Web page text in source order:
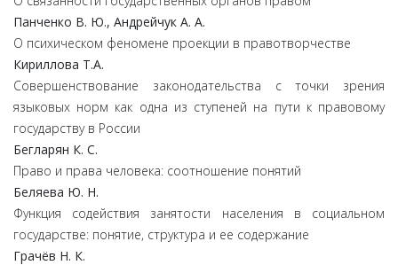
Панченко В. Ю., Андрейчук А. А.
О психическом феномене проекции в правотворчестве
Кириллова Т.А.
Совершенствование законодательства с точки зрения
языковых норм как одна из ступеней на пути к правовому
государству в России
Бегларян К. С.
Право и права человека: соотношение понятий
Беляева Ю. Н.
Функция содействия занятости населения в социальном
государстве: понятие, структура и ее содержание
Грачёв Н. К.